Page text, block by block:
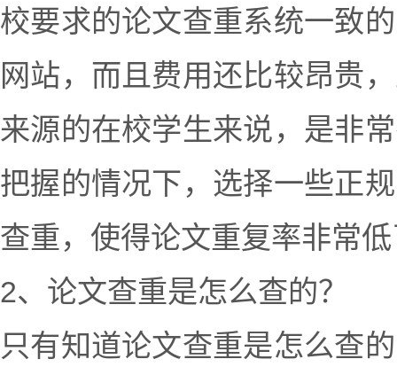
校要求的论文查重系统一致
网站，而且费用还比较昂贵
来源的在校学生来说，是非
把握的情况下，选择一些正
查重，使得论文重复率非常
2、论文查重是怎么查的？
只有知道论文查重是怎么查